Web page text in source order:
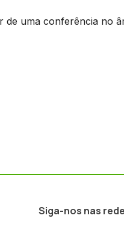
de uma conferência no
Siga-nos nas